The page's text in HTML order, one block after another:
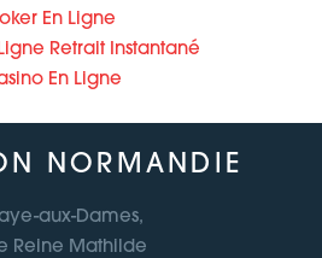
En Ligne
Retrait Instantané
En Ligne
NORMANDIE
aux-Dames,
Reine Mathilde